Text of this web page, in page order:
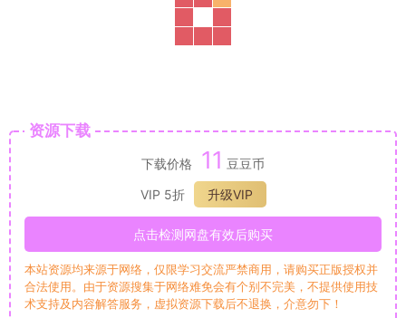
资源下载
下载价格 11 豆豆币
VIP 5折
升级VIP
点击检测网盘有效后购买
本站资源均来源于网络，仅限学习交流严禁商用，请购买正版授权并
合法使用。由于资源搜集于网络难免会有个别不完美，不提供使用技
术支持及内容解答服务，虚拟资源下载后不退换，介意勿下！